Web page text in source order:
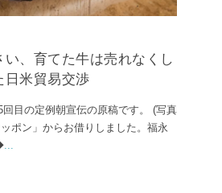
い、育てた牛は売れなくし
日米貿易交渉
目の定例朝宣伝の原稿です。 (写真
ポン」からお借りしました。福永
...